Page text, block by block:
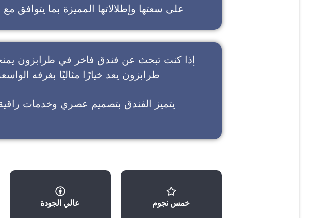
على سعتها وإطلالاتها المميزة بما يتوافق
إذا كنت تبحث عن فندق فاخر في طرابزون
طرابزون يعد خيارًا مثاليًا بغرفه
يتميز الفندق بتصميم عصري وخدمات راقية
خمس نجوم عالي الجودة